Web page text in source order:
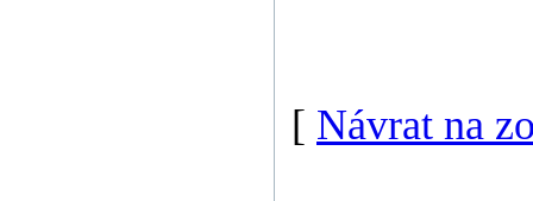
[ Návrat na